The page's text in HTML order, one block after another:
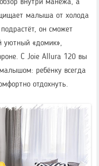
внутри манежа, а
малыша от холода
он сможет
уютный «домик»,
С Joie Allura 120 вы
ребёнку всегда
отдохнуть.